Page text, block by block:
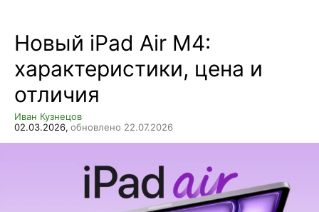
Новый iPad Air M4:
характеристики, цена и
отличия
Иван Кузнецов
02.03.2026, обновлено 22.07.2026